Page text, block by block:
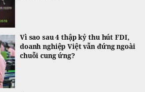
Vì sao sau 4 thập kỷ thu hút FDI,
doanh nghiệp Việt vẫn đứng ngoài
chuỗi cung ứng?